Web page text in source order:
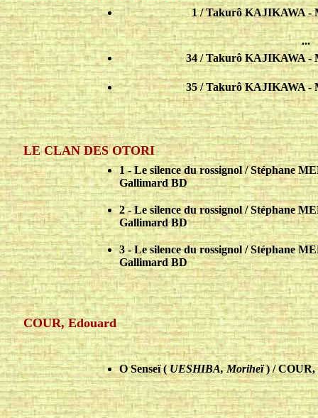
..1 / Takurô KAJIKAWA -
...
34 / Takurô KAJIKAWA
35 / Takurô KAJIKAWA
LE CLAN DES OTORI
1 - Le silence du rossignol / Stéphane
Gallimard BD
2 - Le silence du rossignol / Stéphane
Gallimard BD
3 - Le silence du rossignol / Stéphane
Gallimard BD
COUR, Edouard
O Senseï (UESHIBA, Moriheï) / COUR,